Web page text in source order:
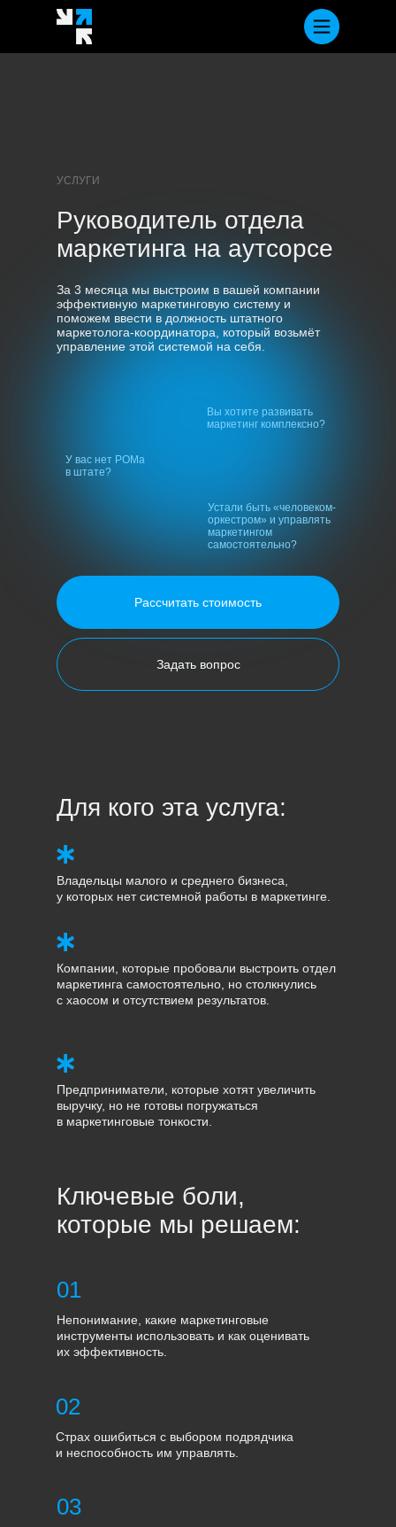
УСЛУГИ
За 3 месяца мы выстроим в вашей компании
эффективную маркетинговую систему и
поможем ввести в должность штатного
маркетолога-координатора, который возьмёт
управление этой системой на себя.
Руководитель отдела
маркетинга на аутсорсе
Рассчитать стоимость
Задать вопрос
У вас нет РОМа
в штате?
Вы хотите развивать
маркетинг комплексно?
Устали быть «человеком-
оркестром» и управлять
маркетингом
самостоятельно?
Владельцы малого и среднего бизнеса,
у которых нет системной работы в маркетинге.
Компании, которые пробовали выстроить отдел
маркетинга самостоятельно, но столкнулись
с хаосом и отсутствием результатов.
Для кого эта услуга:
Предприниматели, которые хотят увеличить
выручку, но не готовы погружаться
в маркетинговые тонкости.
Непонимание, какие маркетинговые
инструменты использовать и как оценивать
их эффективность.
Страх ошибиться с выбором подрядчика
и неспособность им управлять.
Ключевые боли,
которые мы решаем:
01
02
03